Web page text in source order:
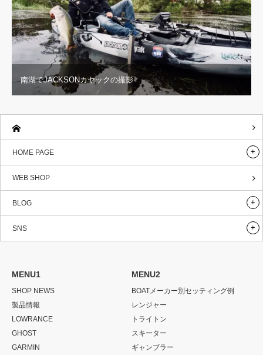
南湖でJACKSONカヤックの撮影
HOME PAGE
WEB SHOP
BLOG
SNS
MENU1
SHOP NEWS
製品情報
LOWRANCE
GHOST
GARMIN
MENU2
BOATメーカー別セッティング例
レンジャー
トライトン
スキーター
ギャンブラー